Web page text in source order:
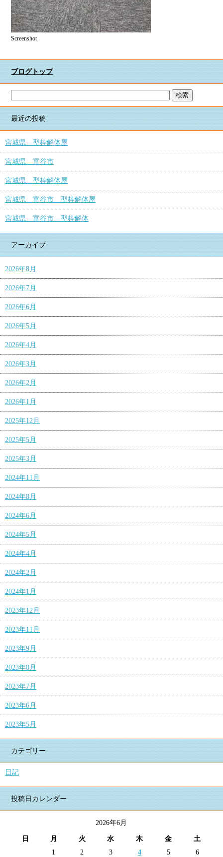
Screenshot
ブログトップ
最近の投稿
宮城県 型枠解体屋
宮城県 富谷市
宮城県 型枠解体屋
宮城県 富谷市 型枠解体屋
宮城県 富谷市 型枠解体
アーカイブ
2026年8月
2026年7月
2026年6月
2026年5月
2026年4月
2026年3月
2026年2月
2026年1月
2025年12月
2025年5月
2025年3月
2024年11月
2024年8月
2024年6月
2024年5月
2024年4月
2024年2月
2024年1月
2023年12月
2023年11月
2023年9月
2023年8月
2023年7月
2023年6月
2023年5月
カテゴリー
日記
投稿日カレンダー
2026年6月
日 月 火 水 木 金
土
1
2 3 4 5 6